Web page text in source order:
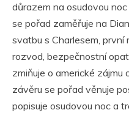
důrazem na osudovou
se pořad zaměřuje na
svatbu s Charlesem, první
rozvod, bezpečnostní
zmiňuje o americké zájmu
závěru se pořad věnuje
popisuje osudovou noc a